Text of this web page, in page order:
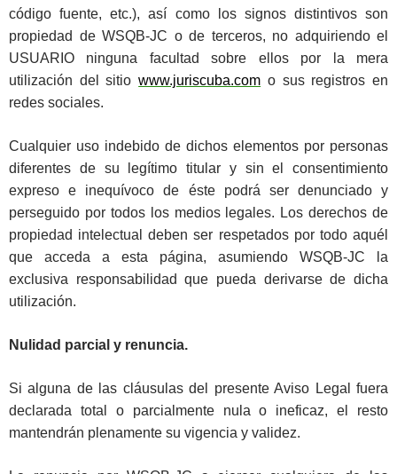
código fuente, etc.), así como los signos distintivos son
propiedad de WSQB-JC o de terceros, no adquiriendo el
USUARIO ninguna facultad sobre ellos por la mera
utilización del sitiowww.juriscuba.com o sus registros en
redes sociales.
Cualquier uso indebido de dichos elementos por personas
diferentes de su legítimo titular y sin el consentimiento
expreso e inequívoco de éste podrá ser denunciado y
perseguido por todos los medios legales. Los derechos de
propiedad intelectual deben ser respetados por todo aquél
que acceda a esta página, asumiendo WSQB-JC la
exclusiva responsabilidad que pueda derivarse de dicha
utilización.
Nulidad parcial y renuncia.
Si alguna de las cláusulas del presente Aviso Legal fuera
declarada total o parcialmente nula o ineficaz, el resto
mantendrán plenamente su vigencia y validez.